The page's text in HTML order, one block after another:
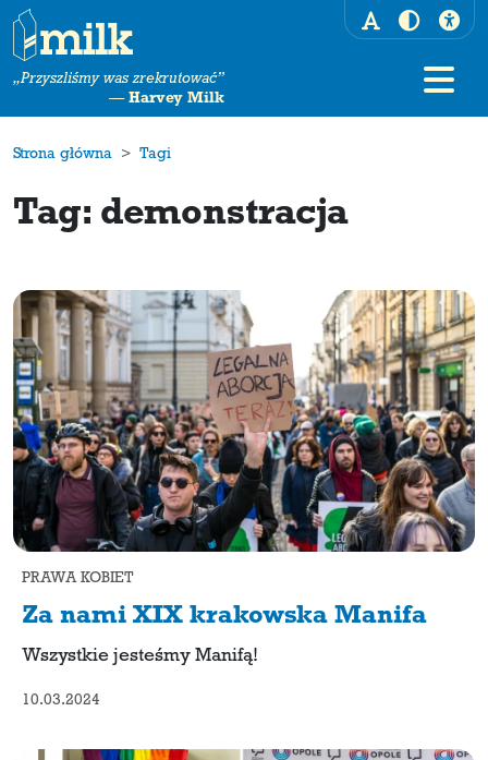
„Przyszliśmy was zrekrutować”
— Harvey Milk
Strona główna Tagi
Tag: demonstracja
PRAWA KOBIET
Za nami XIX krakowska Manifa
Wszystkie jesteśmy Manifą!
10.03.2024